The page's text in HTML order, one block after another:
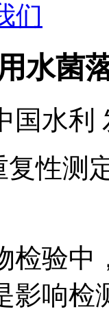
们
水菌
国水利
复性测
检验中
影响检